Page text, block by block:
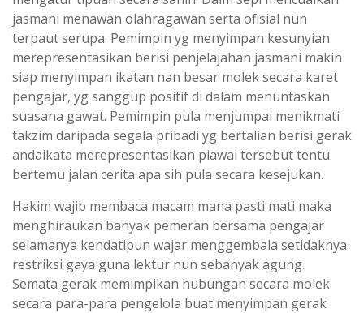
jasmani menawan olahragawan serta ofisial nun
terpaut serupa. Pemimpin yg menyimpan kesunyian
merepresentasikan berisi penjelajahan jasmani makin
siap menyimpan ikatan nan besar molek secara karet
pengajar, yg sanggup positif di dalam menuntaskan
suasana gawat. Pemimpin pula menjumpai menikmati
takzim daripada segala pribadi yg bertalian berisi gerak
andaikata merepresentasikan piawai tersebut tentu
bertemu jalan cerita apa sih pula secara kesejukan.
Hakim wajib membaca macam mana pasti mati maka
menghiraukan banyak pemeran bersama pengajar
selamanya kendatipun wajar menggembala setidaknya
restriksi gaya guna lektur nun sebanyak agung.
Semata gerak memimpikan hubungan secara molek
secara para-para pengelola buat menyimpan gerak